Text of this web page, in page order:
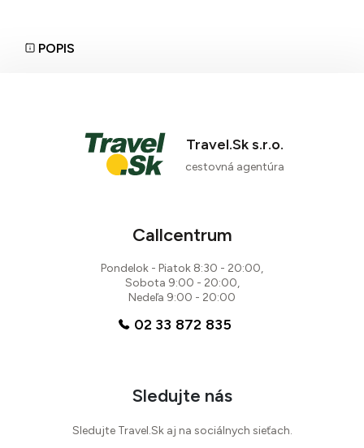
POPIS
Travel.Sk s.r.o.
cestovná agentúra
Callcentrum
Pondelok - Piatok 8:30 - 20:00,
Sobota 9:00 - 20:00,
Nedeľa 9:00 - 20:00
02 33 872 835
Sledujte nás
Sledujte Travel.Sk aj na sociálnych sieťach.